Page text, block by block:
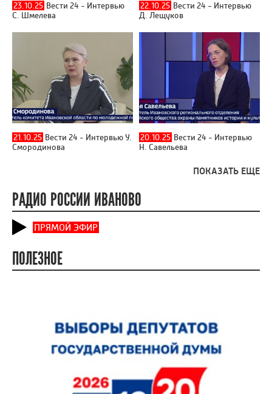
23.10.25 Вести 24 - Интервью
С. Шмелева
22.10.25 Вести 24 - Интервью
Д. Лещуков
21.10.25 Вести 24 - Интервью У.
Смородинова
20.10.25 Вести 24 - Интервью
Н. Савельева
ПОКАЗАТЬ ЕЩЕ
РАДИО РОССИИ ИВАНОВО
ПРЯМОЙ ЭФИР
ПОЛЕЗНОЕ